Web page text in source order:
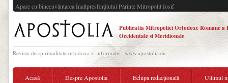
Apare cu binecuvântarea Înaltpresfinţitului Părinte Mitropolit Iosif
Publicatia Mitropoliei Ortodoxe Române a
Occidentale si Meridionale
Revista de spiritualitate ortodoxa si informare - www.apostolia.eu
Acasă Despre Apostolia Echipa redacțională Ultimul